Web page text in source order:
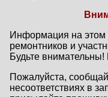
Информация на этом
ремонтников и
Будьте
Пожалуйста,
несоответствиях в